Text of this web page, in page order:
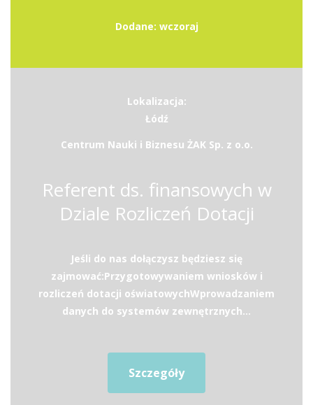
Dodane: wczoraj
Lokalizacja:
Łódź
Centrum Nauki i Biznesu ŻAK Sp. z o.o.
Referent ds. finansowych w
Dziale Rozliczeń Dotacji
Jeśli do nas dołączysz będziesz się
zajmować:Przygotowywaniem wniosków i
rozliczeń dotacji oświatowychWprowadzaniem
danych do systemów zewnętrznych...
Szczegóły